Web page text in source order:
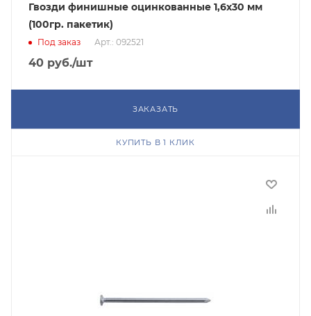
Гвозди финишные оцинкованные 1,6х30 мм
(100гр. пакетик)
Под заказ Арт.: 092521
40 руб./шт
ЗАКАЗАТЬ
КУПИТЬ В 1 КЛИК